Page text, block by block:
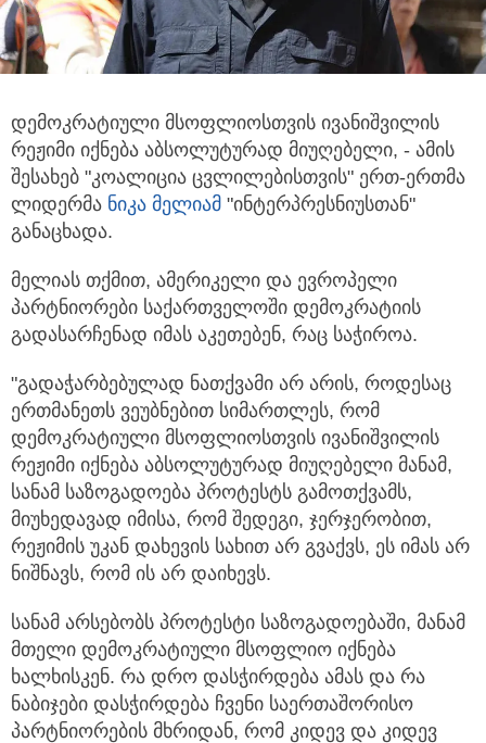
დემოკრატიული მსოფლიოსთვის ივანიშვილის
რეჟიმი იქნება აბსოლუტურად მიუღებელი, - ამის
შესახებ "კოალიცია ცვლილებისთვის" ერთ-ერთმა
ლიდერმა ნიკა მელიამ "ინტერპრესნიუსთან"
განაცხადა.
მელიას თქმით, ამერიკელი და ევროპელი
პარტნიორები საქართველოში დემოკრატიის
გადასარჩენად იმას აკეთებენ, რაც საჭიროა.
"გადაჭარბებულად ნათქვამი არ არის, როდესაც
ერთმანეთს ვეუბნებით სიმართლეს, რომ
დემოკრატიული მსოფლიოსთვის ივანიშვილის
რეჟიმი იქნება აბსოლუტურად მიუღებელი მანამ,
სანამ საზოგადოება პროტესტს გამოთქვამს,
მიუხედავად იმისა, რომ შედეგი, ჯერჯერობით,
რეჟიმის უკან დახევის სახით არ გვაქვს, ეს იმას არ
ნიშნავს, რომ ის არ დაიხევს.
სანამ არსებობს პროტესტი საზოგადოებაში, მანამ
მთელი დემოკრატიული მსოფლიო იქნება
ხალხისკენ. რა დრო დასჭირდება ამას და რა
ნაბიჯები დასჭირდება ჩვენი საერთაშორისო
პარტნიორების მხრიდან, რომ კიდევ და კიდევ